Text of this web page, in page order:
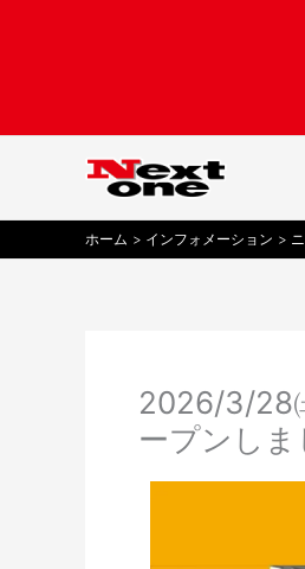
ホーム インフォメーション
2026/3/28
ープンしま